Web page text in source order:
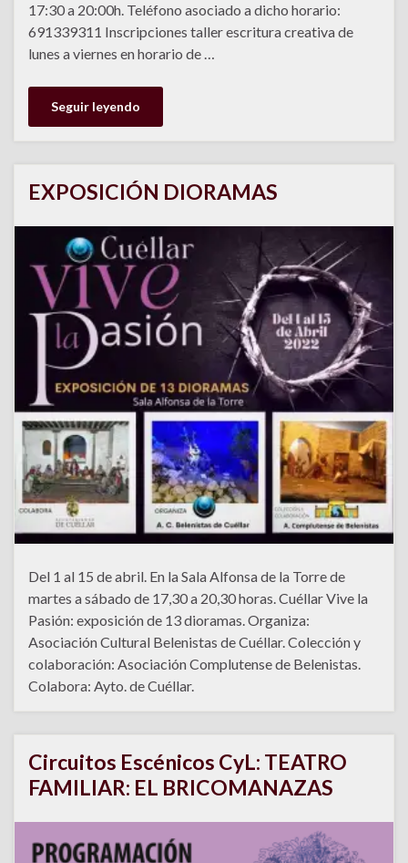
17:30 a 20:00h. Teléfono asociado a dicho horario:
691339311 Inscripciones taller escritura creativa de
lunes a viernes en horario de …
Seguir leyendo
EXPOSICIÓN DIORAMAS
Del 1 al 15 de abril. En la Sala Alfonsa de la Torre de
martes a sábado de 17,30 a 20,30 horas. Cuéllar Vive la
Pasión: exposición de 13 dioramas. Organiza:
Asociación Cultural Belenistas de Cuéllar. Colección y
colaboración: Asociación Complutense de Belenistas.
Colabora: Ayto. de Cuéllar.
Circuitos Escénicos CyL: TEATRO
FAMILIAR: EL BRICOMANAZAS